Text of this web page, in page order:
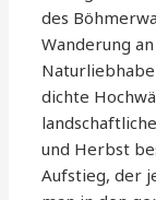
des
Wanderung
dichte
und Herbst
Aufstieg, der